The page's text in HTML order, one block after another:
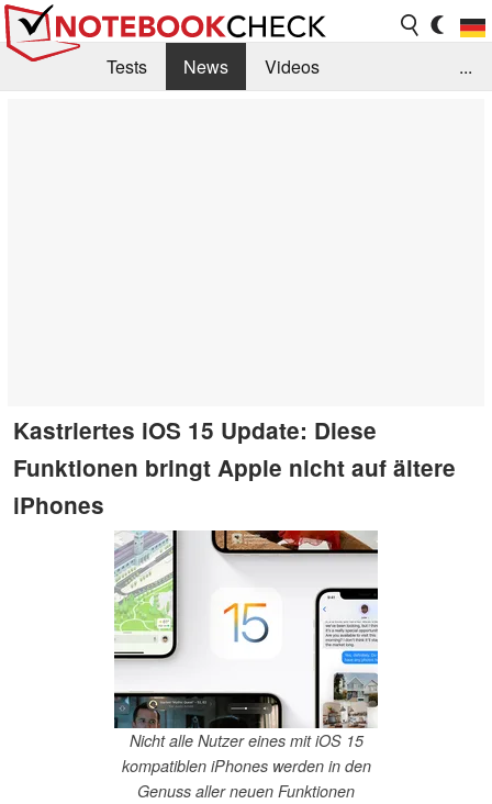
Tests News
Videos
...
Kastriertes iOS 15 Update: Diese
Funktionen bringt Apple nicht auf ältere
iPhones
Nicht alle Nutzer eines mit iOS 15
kompatiblen iPhones werden in den
Genuss aller neuen Funktionen